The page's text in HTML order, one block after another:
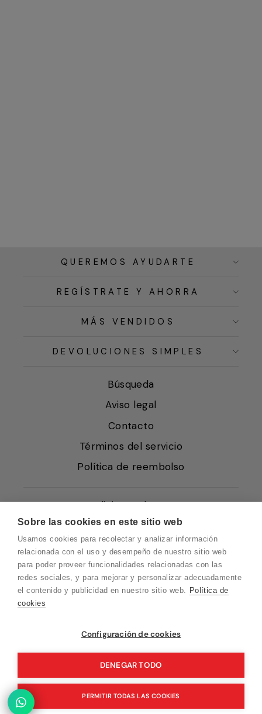
Sobre las cookies en este sitio web
Usamos cookies para recolectar y analizar información
relacionada con el uso y desempeño de nuestro sitio web
para poder proveer funcionalidades relacionadas con las
redes sociales, y para mejorar y personalizar adecuadamente
el contenido y publicidad en nuestro sitio web. Política de
cookies
Configuración de cookies
DENEGAR TODO
PERMITIR TODAS LAS COOKIES
QUEREMOS AYUDARTE
REGÍSTRATE Y AHORRA
MÁS VENDIDOS
DEVOLUCIONES SIMPLES
Búsqueda
Aviso legal
Contacto
Términos del servicio
Política de reembolso
Condiciones de Venta
Quiénes somos
Política de Cookies
Protección de Datos
Blog EN
Blog DE
Blog IT
Vuelvo en un momento. Recuerda que
nuestro horario de atención al cliente es de